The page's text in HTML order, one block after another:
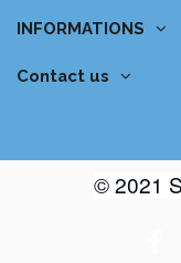
INFORMATIONS
Contact us
© 2021